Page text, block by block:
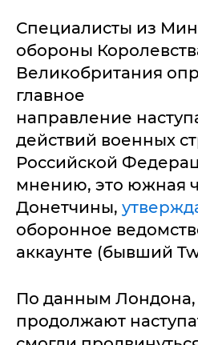
Специалисты из
обороны
Великобритания
главное
направление
действий военных
Российской
мнению, это южная
Донетчины,
оборонное
аккаунте (бывший
По данным
продолжают